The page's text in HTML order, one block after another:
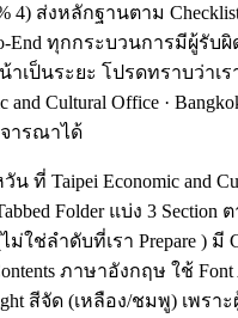
4) ส่งหลักฐานตาม
End ทุกกระบวนการมีผู้รับผิ
เป็นระยะ โปรดทราบว่าเ
and Cultural Office ·
ารณาได้
ที่ Taipei Economic and
Folder แบ่ง 3 Section
ช่ลำดับที่เรา Prepare ) มี
ภาษาอังกฤษ ใช้ Font
สีจัด (เหลือง/ชมพู) เพรา